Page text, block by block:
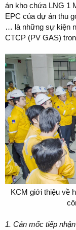
t
e
án kho chứa LNG 1
EPC của dự án thu
… là những sự kiện
CTCP (PV GAS)
KCM giới thiệu về
1. Cán mốc tiếp